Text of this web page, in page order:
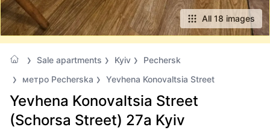
All 18 images
Sale apartments Kyiv
Pechersk
метро Pecherska
Yevhena Konovaltsia Street
Yevhena Konovaltsia Street
(Schorsa Street) 27а Kyiv